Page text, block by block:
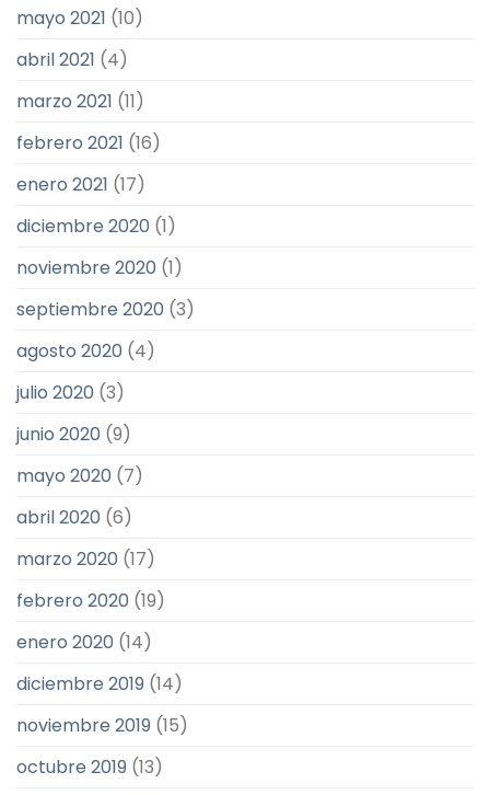
mayo 2021 (10)
abril 2021 (4)
marzo 2021 (11)
febrero 2021 (16)
enero 2021 (17)
diciembre 2020 (1)
noviembre 2020 (1)
septiembre 2020 (3)
agosto 2020 (4)
julio 2020 (3)
junio 2020 (9)
mayo 2020 (7)
abril 2020 (6)
marzo 2020 (17)
febrero 2020 (19)
enero 2020 (14)
diciembre 2019 (14)
noviembre 2019 (15)
octubre 2019 (13)